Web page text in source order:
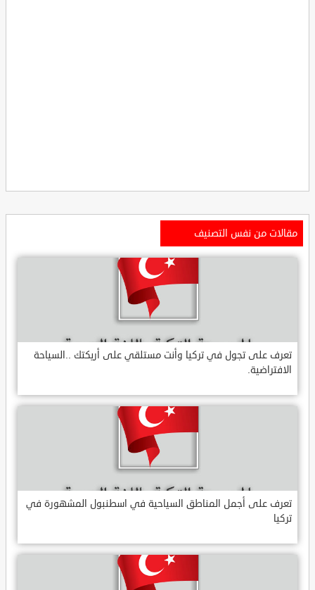
مقالات من نفس التصنيف
تعرف على تجول في تركيا وأنت مستلقي على أريكتك ..السياحة
الافتراضية.
تعرف على أجمل المناطق السياحية في اسطنبول المشهورة في
تركيا